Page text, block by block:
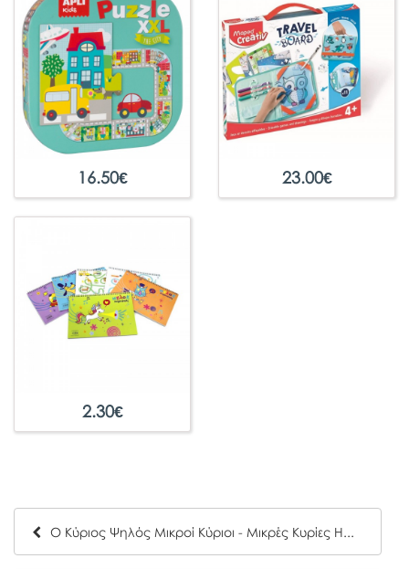
16.50€ 23.00€
2.30€
Ο Κύριος Ψηλός Μικροί Κύριοι - Μικρές Κυρίες Hartini Poli 51